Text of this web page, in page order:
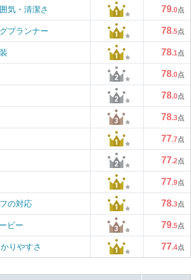
気・清潔さ 79.0点
プランナー 78.5点
78.1点
78.0点
78.0点
78.3点
77.7点
77.2点
77.9点
の対応 78.3点
ビー 79.5点
りやすさ 77.4点